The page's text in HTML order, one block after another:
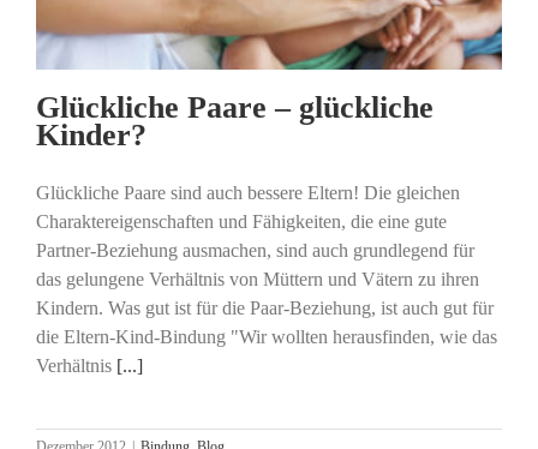
Glückliche Paare – glückliche
Kinder?
Glückliche Paare sind auch bessere Eltern! Die gleichen
Charaktereigenschaften und Fähigkeiten, die eine gute
Partner-Beziehung ausmachen, sind auch grundlegend für
das gelungene Verhältnis von Müttern und Vätern zu ihren
Kindern. Was gut ist für die Paar-Beziehung, ist auch gut für
die Eltern-Kind-Bindung "Wir wollten herausfinden, wie das
Verhältnis [...]